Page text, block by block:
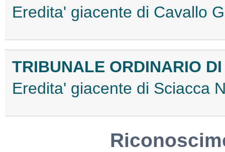
Eredita' giacente di Cavallo
TRIBUNALE ORDINARIO
Eredita' giacente di Sciacca